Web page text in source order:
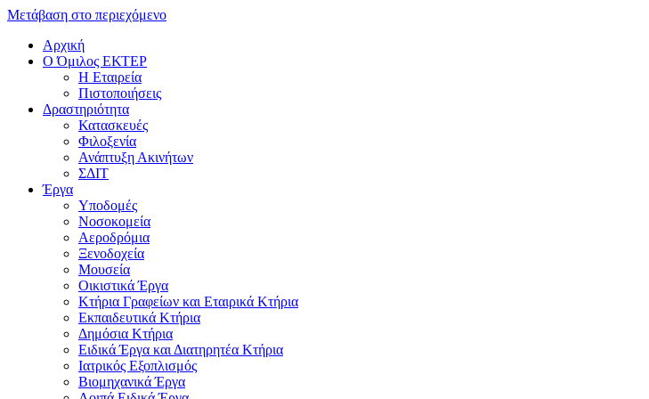
Μετάβαση στο περιεχόμενο
Αρχική
Ο Όμιλος ΕΚΤΕΡ
H Εταιρεία
Πιστοποιήσεις
Δραστηριότητα
Κατασκευές
Φιλοξενία
Ανάπτυξη Ακινήτων
ΣΔΙΤ
Έργα
Υποδομές
Νοσοκομεία
Αεροδρόμια
Ξενοδοχεία
Μουσεία
Οικιστικά Έργα
Κτήρια Γραφείων και Εταιρικά Κτήρια
Εκπαιδευτικά Κτήρια
Δημόσια Κτήρια
Ειδικά Έργα και Διατηρητέα Κτήρια
Ιατρικός Εξοπλισμός
Βιομηχανικά Έργα